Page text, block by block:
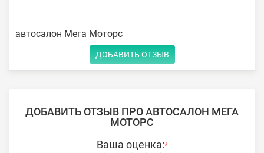
автосалон Мега Моторс
ДОБАВИТЬ ОТЗЫВ
ДОБАВИТЬ ОТЗЫВ ПРО АВТОСАЛОН МЕГА
МОТОРС
Ваша оценка:*